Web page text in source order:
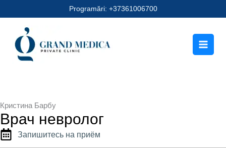
к
содержимому
Programări: +37361006700
Кристина Барбу
Врач невролог
Запишитесь на приём